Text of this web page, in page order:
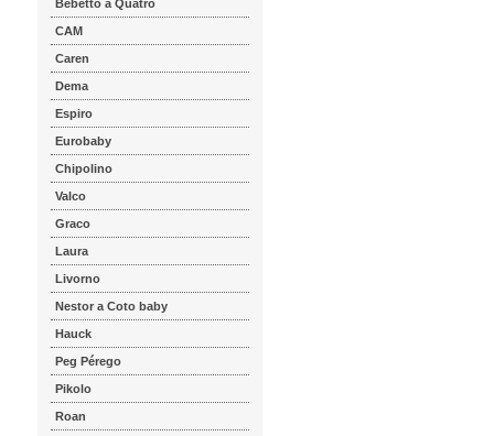
Bebetto a Quatro
CAM
Caren
Dema
Espiro
Eurobaby
Chipolino
Valco
Graco
Laura
Livorno
Nestor a Coto baby
Hauck
Peg Pérego
Pikolo
Roan